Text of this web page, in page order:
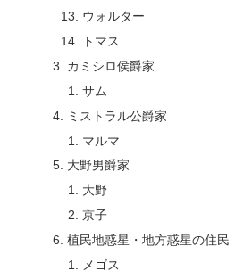
ウォルター
トマス
カミシロ侯爵家
サム
ミストラル公爵家
マルマ
大野男爵家
大野
京子
植民地惑星・地方惑星の住民
メゴス